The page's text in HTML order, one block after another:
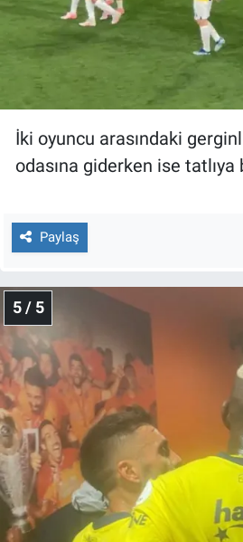
İki oyuncu arasındaki
odasına giderken ise tatlıya
Paylaş
5 / 5